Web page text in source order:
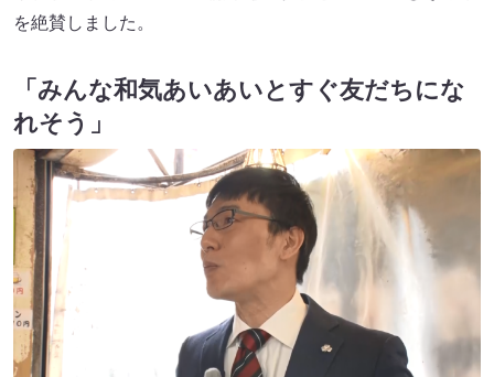
を絶賛しました。
「みんな和気あいあいとすぐ友だちにな
れそう」